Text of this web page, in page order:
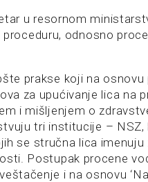
u resornom
odnosno
prakse koji na
za upućivanje lica na
i mišljenjem o
tri institucije – NSZ,
se stručna lica imenuju
Postupak procene
i na osnovu